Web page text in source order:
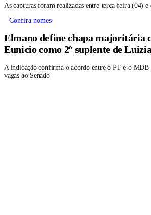
As capturas foram realizadas entre terça-feira (04)
Confira nomes
Elmano define chapa majoritária
Eunício como 2º suplente de
A indicação confirma o acordo entre o PT e o MDB
vagas ao Senado